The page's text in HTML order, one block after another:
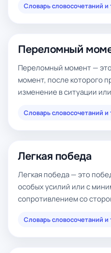
Словарь словосочетаний
Переломный
Переломный момент —
момент, после которого
изменение в ситуации
Словарь словосочетаний
Легкая победа
Легкая победа — это
особых усилий или с
сопротивлением со
Словарь словосочетаний